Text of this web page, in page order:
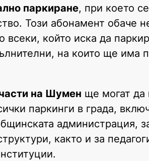
паркиране, при което
Този абонамент обаче
всеки, който иска да
на които ще има
на Шумен ще могат да
паркинги в града,
администрация,
както и за